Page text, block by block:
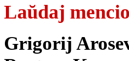
Laŭdaj
Grigorij